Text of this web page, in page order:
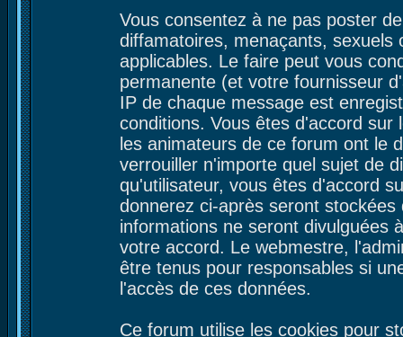
Vous consentez à ne pas poster
diffamatoires, menaçants, sexuels
applicables. Le faire peut vous
permanente (et votre fournisseur
IP de chaque message est
conditions. Vous êtes d'accord
les animateurs de ce forum ont le
verrouiller n'importe quel sujet de
qu'utilisateur, vous êtes d'accord
donnerez ci-après seront
informations ne seront divulguées
votre accord. Le webmestre,
être tenus pour responsables si
l'accès de ces données.
Ce forum utilise les cookies pour